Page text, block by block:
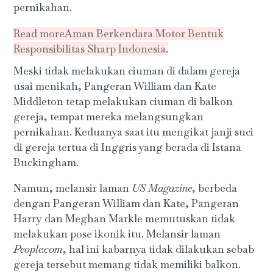
pernikahan.
Read moreAman Berkendara Motor Bentuk
Responsibilitas Sharp Indonesia.
Meski tidak melakukan ciuman di dalam gereja
usai menikah, Pangeran William dan Kate
Middleton tetap melakukan ciuman di balkon
gereja, tempat mereka melangsungkan
pernikahan. Keduanya saat itu mengikat janji suci
di gereja tertua di Inggris yang berada di Istana
Buckingham.
Namun, melansir laman US Magazine, berbeda
dengan Pangeran William dan Kate, Pangeran
Harry dan Meghan Markle memutuskan tidak
melakukan pose ikonik itu. Melansir laman
People.com, hal ini kabarnya tidak dilakukan sebab
gereja tersebut memang tidak memiliki balkon.